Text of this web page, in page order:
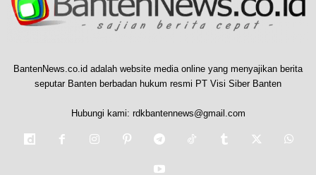
BantenNews.co.id adalah website media online yang menyajikan berita
seputar Banten berbadan hukum resmi PT Visi Siber Banten
Hubungi kami: rdkbantennews@gmail.com